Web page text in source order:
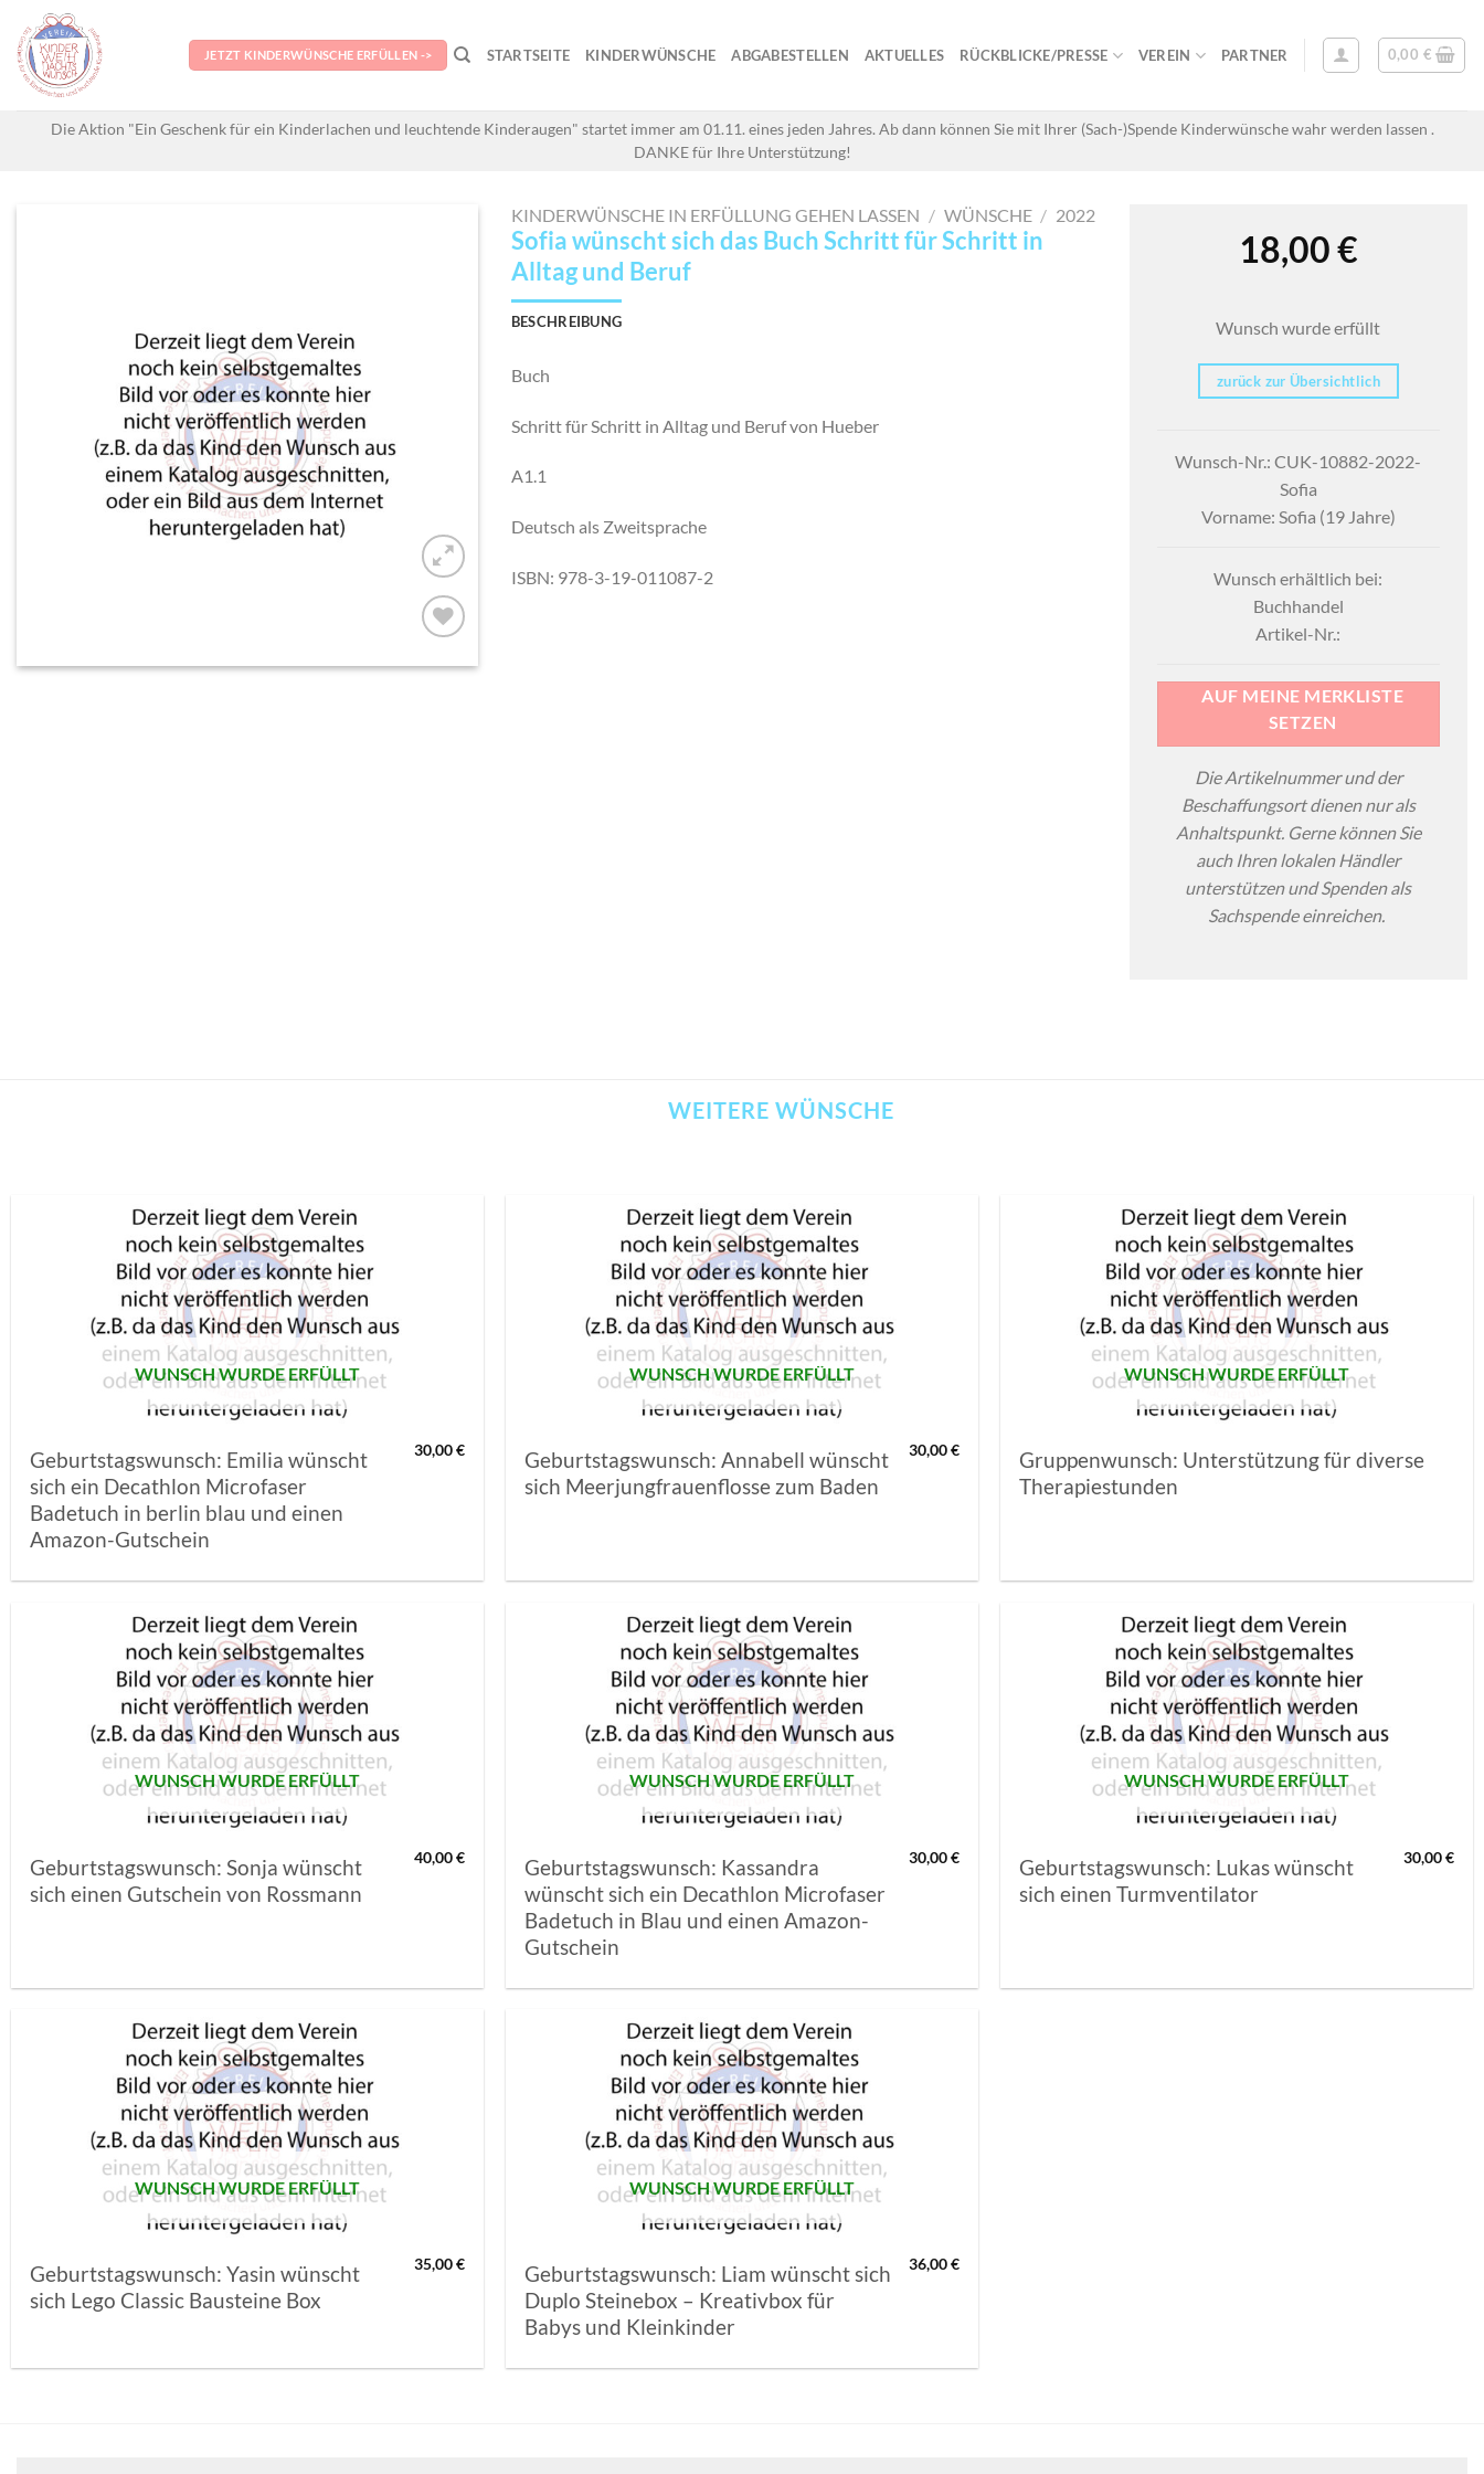
content
JETZT KINDERWÜNSCHE ERFÜLLEN -> STARTSEITE KINDERWÜNSCHE ABGABESTELLEN AKTUELLES RÜCKBLICKE/PRESSE VEREIN PARTNER 0,00 €
Die Aktion "Ein Geschenk für ein Kinderlachen und leuchtende Kinderaugen" startet immer am 01.11. eines jeden Jahres. Ab dann können Sie mit Ihrer (Sach-)Spende Kinderwünsche wahr werden lassen .
DANKE für Ihre Unterstützung!
AUF MEINE
KINDERWÜNSCHE IN ERFÜLLUNG GEHEN LASSEN / WÜNSCHE / 2022
Sofia wünscht sich das Buch Schritt für Schritt in
Alltag und Beruf
BESCHREIBUNG
Buch
Schritt für Schritt in Alltag und Beruf von Hueber
A1.1
Deutsch als Zweitsprache
ISBN: 978-3-19-011087-2
18,00€
Wunsch wurde erfüllt
zurück zur Übersichtlich
Wunsch-Nr.: CUK-10882-2022-
Sofia
Vorname: Sofia (19 Jahre)
Wunsch erhältlich bei:
Buchhandel
Artikel-Nr.:
AUF MEINE MERKLISTE
SETZEN
Die Artikelnummer und der
Beschaffungsort dienen nur als
Anhaltspunkt. Gerne können Sie
auch Ihren lokalen Händler
unterstützen und Spenden als
Sachspende einreichen.
WEITERE WÜNSCHE
WUNSCH WURDE ERFÜLLT
Geburtstagswunsch: Emilia wünscht
sich ein Decathlon Microfaser
Badetuch in berlin blau und einen
Amazon-Gutschein
30,00€
WUNSCH WURDE ERFÜLLT
Geburtstagswunsch: Annabell wünscht
sich Meerjungfrauenflosse zum Baden
30,00€
WUNSCH WURDE ERFÜLLT
Gruppenwunsch: Unterstützung für diverse
Therapiestunden
WUNSCH WURDE ERFÜLLT
Geburtstagswunsch: Sonja wünscht
sich einen Gutschein von Rossmann
40,00€
WUNSCH WURDE ERFÜLLT
Geburtstagswunsch: Kassandra
wünscht sich ein Decathlon Microfaser
Badetuch in Blau und einen Amazon-
Gutschein
30,00€
WUNSCH WURDE ERFÜLLT
Geburtstagswunsch: Lukas wünscht
sich einen Turmventilator
30,00€
WUNSCH WURDE ERFÜLLT
Geburtstagswunsch: Yasin wünscht
sich Lego Classic Bausteine Box
35,00€
WUNSCH WURDE ERFÜLLT
Geburtstagswunsch: Liam wünscht sich
Duplo Steinebox – Kreativbox für
Babys und Kleinkinder
36,00€